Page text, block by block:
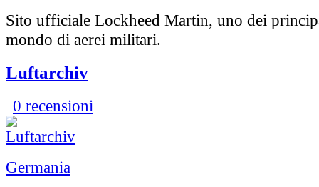
Sito ufficiale Lockheed Martin, uno dei
mondo di aerei militari.
Luftarchiv
0 recensioni
Germania